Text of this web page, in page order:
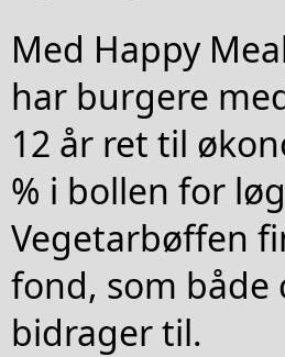
Med Happy
har burgere
12 år ret til
% i bollen for
Vegetarbøffen
fond, som både
bidrager til.